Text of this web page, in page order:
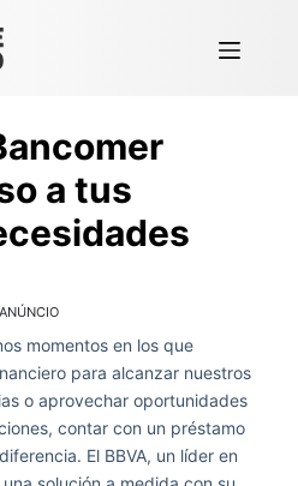
a tus
ANÚNCIO
momentos en los que
para alcanzar nuestros
o aprovechar oportunidades
contar con un préstamo
El BBVA, un líder en